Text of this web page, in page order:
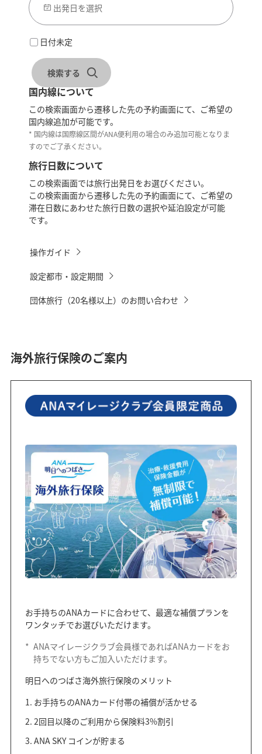
出発日を選択
日付未定
検索する
国内線について
この検索画面から遷移した先の予約画面にて、ご希望の
国内線追加が可能です。
* 国内線は国際線区間がANA便利用の場合のみ追加可能となりま
すのでご了承ください。
旅行日数について
この検索画面では旅行出発日をお選びください。
この検索画面から遷移した先の予約画面にて、ご希望の
滞在日数にあわせた旅行日数の選択や延泊設定が可能
です。
操作ガイド
設定都市・設定期間
団体旅行（20名様以上）のお問い合わせ
海外旅行保険のご案内
お手持ちのANAカードに合わせて、最適な補償プランを
ワンタッチでお選びいただけます。
* ANAマイレージクラブ会員様であればANAカードをお
持ちでない方もご加入いただけます。
明日へのつばさ海外旅行保険のメリット
お手持ちのANAカード付帯の補償が活かせる
2回目以降のご利用から保険料3%割引
ANA SKY コインが貯まる